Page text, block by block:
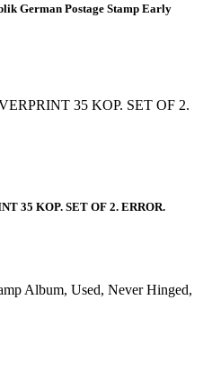
German Postage Stamp Early
35 KOP. SET OF 2. ERROR.